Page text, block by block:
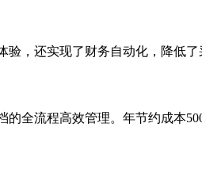
，还实现了财务自动化，降低
全流程高效管理。年节约成本